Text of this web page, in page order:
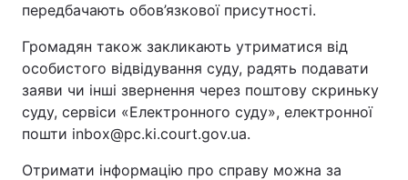
Тема оформлення
передбачають обов’язкової присутності.
Громадян також закликають утриматися від
особистого відвідування суду, радять подавати
заяви чи інші звернення через поштову скриньку
суду, сервіси «Електронного суду», електронної
пошти inbox@pc.ki.court.gov.ua.
Отримати інформацію про справу можна за